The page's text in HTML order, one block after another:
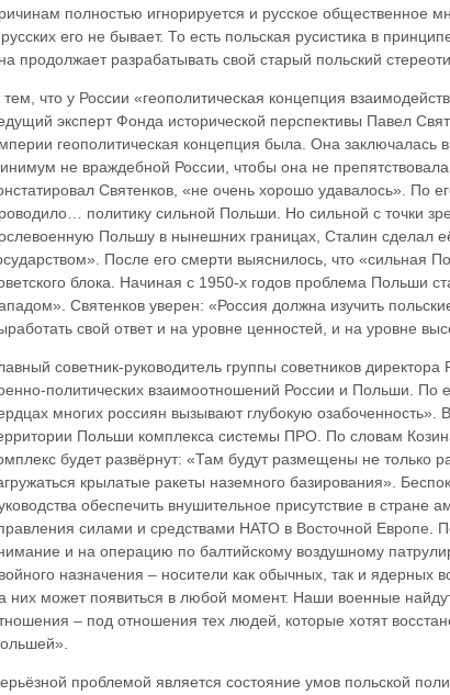
полностью игнорируется и русское общественное
его не бывает. То есть польская русистика в
продолжает разрабатывать свой старый польский
что у России «геополитическая концепция
эксперт Фонда исторической перспективы Павел
геополитическая концепция была. Она заключалась
не враждебной России, чтобы она не
Святенков, «не очень хорошо удавалось». По
политику сильной Польши. Но сильной с точки
Польшу в нынешних границах, Сталин сделал
После его смерти выяснилось, что «сильная
блока. Начиная с 1950-х годов проблема Польши
Святенков уверен: «Россия должна изучить
свой ответ и на уровне ценностей, и на уровне
советник-руководитель группы советников
политических взаимоотношений России и Польши. По
многих россиян вызывают глубокую
Польши комплекса системы ПРО. По словам
будет развёрнут: «Там будут размещены не только
крылатые ракеты наземного базирования».
обеспечить внушительное присутствие в стране
силами и средствами НАТО в Восточной Европе.
и на операцию по балтийскому воздушному
назначения – носители как обычных, так и
них может появиться в любой момент. Наши военные
– под отношения тех людей, которые хотят
проблемой является состояние умов польской